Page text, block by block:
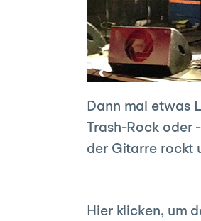
Dann mal etwas
Trash-Rock oder
der Gitarre rockt
Inhalt
Hier klicken, um